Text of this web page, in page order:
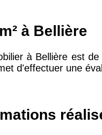
à Bellière
à Bellière est de
d'effectuer une